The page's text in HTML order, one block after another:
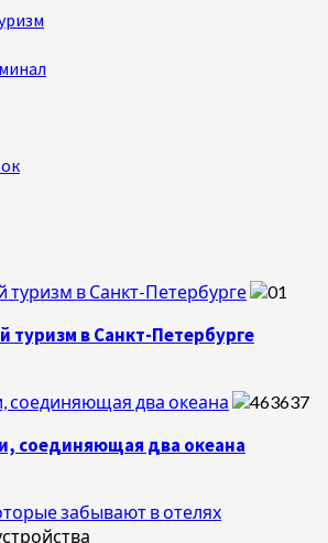
туризм в Санкт-Петербурге
туризм в Санкт-Петербурге
соединяющая два океана
соединяющая два океана
забывают в отелях